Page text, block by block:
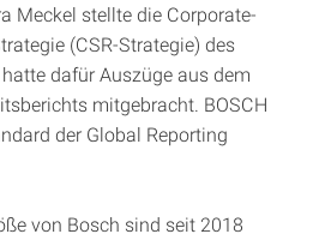
Meckel stellte die Corporate-
(CSR-Strategie) des
dafür Auszüge aus dem
mitgebracht. BOSCH
der Global Reporting
von Bosch sind seit 2018